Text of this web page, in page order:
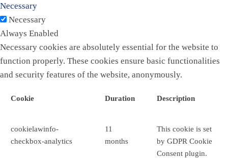
Necessary
Necessary
Always Enabled
Necessary cookies are absolutely essential for the website to
function properly. These cookies ensure basic functionalities
and security features of the website, anonymously.
Cookie Duration Description
cookielawinfo-
checkbox-analytics
11
months
This cookie is set
by GDPR Cookie
Consent plugin.